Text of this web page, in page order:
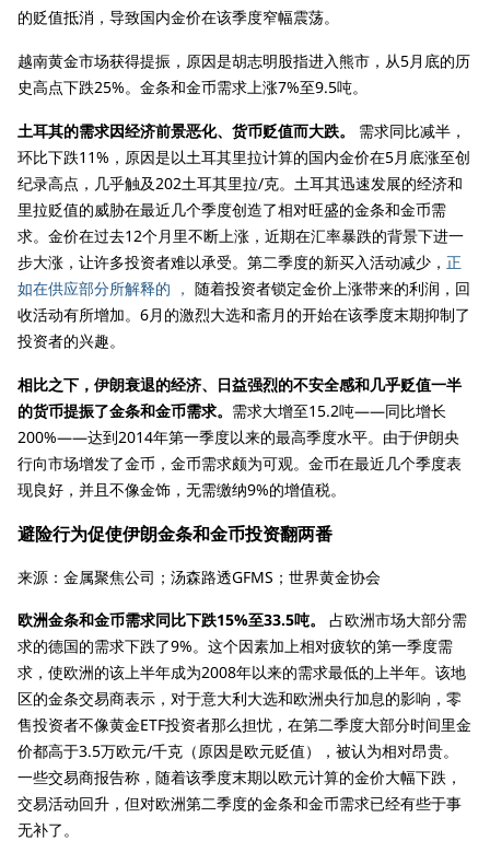
的贬值抵消，导致国内金价在该季度窄幅震荡。
越南黄金市场获得提振，原因是胡志明股指进入熊市，从5月底的历
史高点下跌25%。金条和金币需求上涨7%至9.5吨。
土耳其的需求因经济前景恶化、货币贬值而大跌。
需求同比减半，
环比下跌11%，原因是以土耳其里拉计算的国内金价在5月底涨至创
纪录高点，几乎触及202土耳其里拉/克。土耳其迅速发展的经济和
里拉贬值的威胁在最近几个季度创造了相对旺盛的金条和金币需
求。金价在过去12个月里不断上涨，近期在汇率暴跌的背景下进一
步大涨，让许多投资者难以承受。第二季度的新买入活动减少， 正
如在供应部分所解释的 ， 随着投资者锁定金价上涨带来的利润，回
收活动有所增加。6月的激烈大选和斋月的开始在该季度末期抑制了
投资者的兴趣。
相比之下，伊朗衰退的经济、日益强烈的不安全感和几乎贬值一半
的货币提振了金条和金币需求。 需求大增至15.2吨——同比增长
200%——达到2014年第一季度以来的最高季度水平。由于伊朗央
行向市场增发了金币，金币需求颇为可观。金币在最近几个季度表
现良好，并且不像金饰，无需缴纳9%的增值税。
避险行为促使伊朗金条和金币投资翻两番
来源：金属聚焦公司；汤森路透GFMS；世界黄金协会
欧洲金条和金币需求同比下跌15%至33.5吨。
占欧洲市场大部分需
求的德国的需求下跌了9%。这个因素加上相对疲软的第一季度需
求，使欧洲的该上半年成为2008年以来的需求最低的上半年。该地
区的金条交易商表示，对于意大利大选和欧洲央行加息的影响，零
售投资者不像黄金ETF投资者那么担忧，在第二季度大部分时间里金
价都高于3.5万欧元/千克（原因是欧元贬值），被认为相对昂贵。
一些交易商报告称，随着该季度末期以欧元计算的金价大幅下跌，
交易活动回升，但对欧洲第二季度的金条和金币需求已经有些于事
无补了。